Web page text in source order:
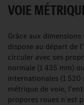
VOIE
Grâce aux
dispose au départ de
circuler avec ses
normale (1 435 mm)
internationales (1 520
métrique de voie,
propores roues n'est